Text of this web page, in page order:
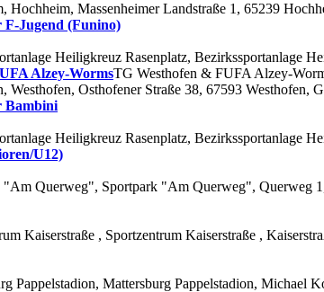
Hochheim, Massenheimer Landstraße 1, 65239
Jugend (Funino)
Heiligkreuz Rasenplatz, Bezirkssportanlage
Alzey-WormsTG Westhofen & FUFA Alzey-
Westhofen, Osthofener Straße 38, 67593 Westhofen,
Bambini
Heiligkreuz Rasenplatz, Bezirkssportanlage
U12)
Querweg", Sportpark "Am Querweg", Querweg
Kaiserstraße , Sportzentrum Kaiserstraße ,
Pappelstadion, Mattersburg Pappelstadion, Michael